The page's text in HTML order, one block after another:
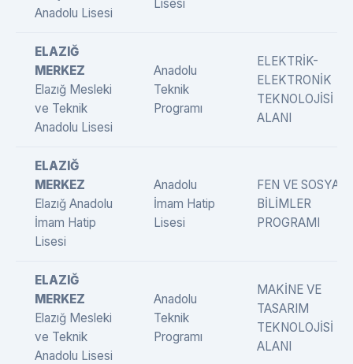
Anadolu Lisesi
Lisesi
ELAZIĞ
MERKEZ
Elazığ Mesleki
ve Teknik
Anadolu Lisesi
Anadolu
Teknik
Programı
ELEKTRİK-
ELEKTRONİK
TEKNOLOJİSİ
ALANI
ELAZIĞ
MERKEZ
Elazığ Anadolu
İmam Hatip
Lisesi
Anadolu
İmam Hatip
Lisesi
FEN VE SOSYAL
BİLİMLER
PROGRAMI
ELAZIĞ
MERKEZ
Elazığ Mesleki
ve Teknik
Anadolu Lisesi
Anadolu
Teknik
Programı
MAKİNE VE
TASARIM
TEKNOLOJİSİ
ALANI